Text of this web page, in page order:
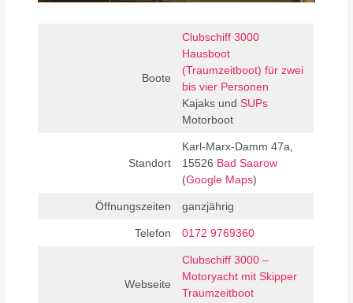
Boote
Clubschiff 3000
Hausboot
(Traumzeitboot) für zwei
bis vier Personen
Kajaks undSUPs
Motorboot
Standort
Karl-Marx-Damm 47a,
15526 Bad Saarow
(Google Maps)
Öffnungszeiten ganzjährig
Telefon 0172 9769360
Webseite
Clubschiff 3000 –
Motoryacht mit Skipper
Traumzeitboot